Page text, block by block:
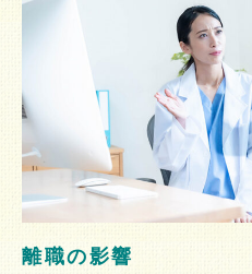
離職の影響